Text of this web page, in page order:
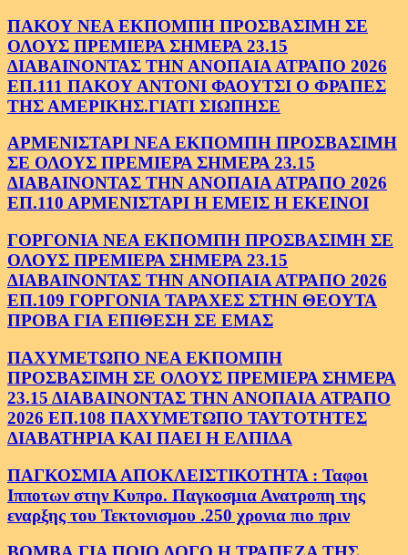
ΠΑΚΟΥ ΝΕΑ ΕΚΠΟΜΠΗ ΠΡΟΣΒΑΣΙΜΗ ΣΕ
ΟΛΟΥΣ ΠΡΕΜΙΕΡΑ ΣΗΜΕΡΑ 23.15
ΔΙΑΒΑΙΝΟΝΤΑΣ ΤΗΝ ΑΝΟΠΑΙΑ ΑΤΡΑΠΟ 2026
ΕΠ.111 ΠΑΚΟΥ ΑΝΤΟΝΙ ΦΑΟΥΤΣΙ Ο ΦΡΑΠΕΣ
ΤΗΣ ΑΜΕΡΙΚΗΣ.ΓΙΑΤΙ ΣΙΩΠΗΣΕ
ΑΡΜΕΝΙΣΤΑΡΙ ΝΕΑ ΕΚΠΟΜΠΗ ΠΡΟΣΒΑΣΙΜΗ
ΣΕ ΟΛΟΥΣ ΠΡΕΜΙΕΡΑ ΣΗΜΕΡΑ 23.15
ΔΙΑΒΑΙΝΟΝΤΑΣ ΤΗΝ ΑΝΟΠΑΙΑ ΑΤΡΑΠΟ 2026
ΕΠ.110 ΑΡΜΕΝΙΣΤΑΡΙ Η ΕΜΕΙΣ Η ΕΚΕΙΝΟΙ
ΓΟΡΓΟΝΙΑ ΝΕΑ ΕΚΠΟΜΠΗ ΠΡΟΣΒΑΣΙΜΗ ΣΕ
ΟΛΟΥΣ ΠΡΕΜΙΕΡΑ ΣΗΜΕΡΑ 23.15
ΔΙΑΒΑΙΝΟΝΤΑΣ ΤΗΝ ΑΝΟΠΑΙΑ ΑΤΡΑΠΟ 2026
ΕΠ.109 ΓΟΡΓΟΝΙΑ ΤΑΡΑΧΕΣ ΣΤΗΝ ΘΕΟΥΤΑ
ΠΡΟΒΑ ΓΙΑ ΕΠΙΘΕΣΗ ΣΕ ΕΜΑΣ
ΠΑΧΥΜΕΤΩΠΟ ΝΕΑ ΕΚΠΟΜΠΗ
ΠΡΟΣΒΑΣΙΜΗ ΣΕ ΟΛΟΥΣ ΠΡΕΜΙΕΡΑ ΣΗΜΕΡΑ
23.15 ΔΙΑΒΑΙΝΟΝΤΑΣ ΤΗΝ ΑΝΟΠΑΙΑ ΑΤΡΑΠΟ
2026 ΕΠ.108 ΠΑΧΥΜΕΤΩΠΟ ΤΑΥΤΟΤΗΤΕΣ
ΔΙΑΒΑΤΗΡΙΑ ΚΑΙ ΠΑΕΙ Η ΕΛΠΙΔΑ
ΠΑΓΚΟΣΜΙΑ ΑΠΟΚΛΕΙΣΤΙΚΟΤΗΤΑ : Ταφοι
Ιπποτων στην Κυπρο. Παγκοσμια Ανατροπη της
εναρξης του Τεκτονισμου .250 χρονια πιο πριν